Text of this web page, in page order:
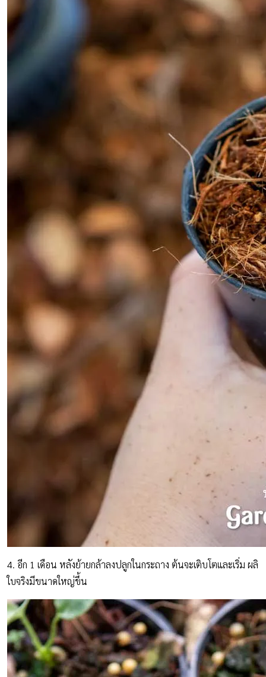
4. อีก 1 เดือน หลังย้ายกล้าลงปลูกในกระถาง ต้นจะเติบโตและเริ่ม ผลิ
ใบจริงมีขนาดใหญ่ขึ้น